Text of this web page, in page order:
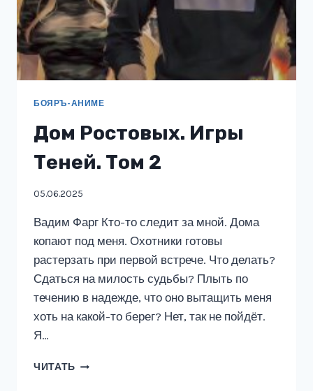
БОЯРЪ-АНИМЕ
Дом Ростовых. Игры
Теней. Том 2
05.06.2025
Вадим Фарг Кто-то следит за мной. Дома
копают под меня. Охотники готовы
растерзать при первой встрече. Что делать?
Сдаться на милость судьбы? Плыть по
течению в надежде, что оно вытащить меня
хоть на какой-то берег? Нет, так не пойдёт.
Я…
ЧИТАТЬ ДОМ